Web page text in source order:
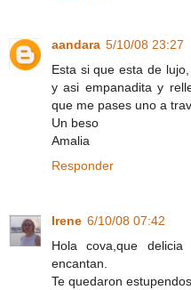
aandara 5/10/08 23:27
Esta si que esta de
y asi empanadita y
que me pases uno a
Un beso
Amalia
Responder
Irene 6/10/08 07:42
Hola cova,que
encantan.
Te quedaron